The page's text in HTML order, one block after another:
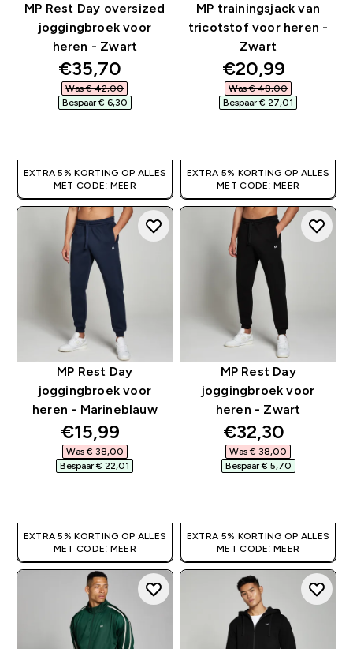
MP Rest Day oversized
joggingbroek voor
heren - Zwart
discounted price
€35,70‎
Was € 42,00‎
Bespaar € 6,30‎
EXTRA 5% KORTING OP ALLES
MET CODE: MEER
MP trainingsjack van
tricotstof voor heren -
Zwart
discounted
€20,99‎
Was € 48,00‎
Bespaar € 27,01‎
EXTRA 5% KORTING OP ALLES
MET CODE: MEER
MP Rest Day
joggingbroek voor
heren - Marineblauw
discounted price
€15,99‎
Was € 38,00‎
Bespaar € 22,01‎
EXTRA 5% KORTING OP ALLES
MET CODE: MEER
MP Rest Day
joggingbroek voor
heren - Zwart
discounted
€32,30‎
Was € 38,00‎
Bespaar € 5,70‎
EXTRA 5% KORTING OP ALLES
MET CODE: MEER